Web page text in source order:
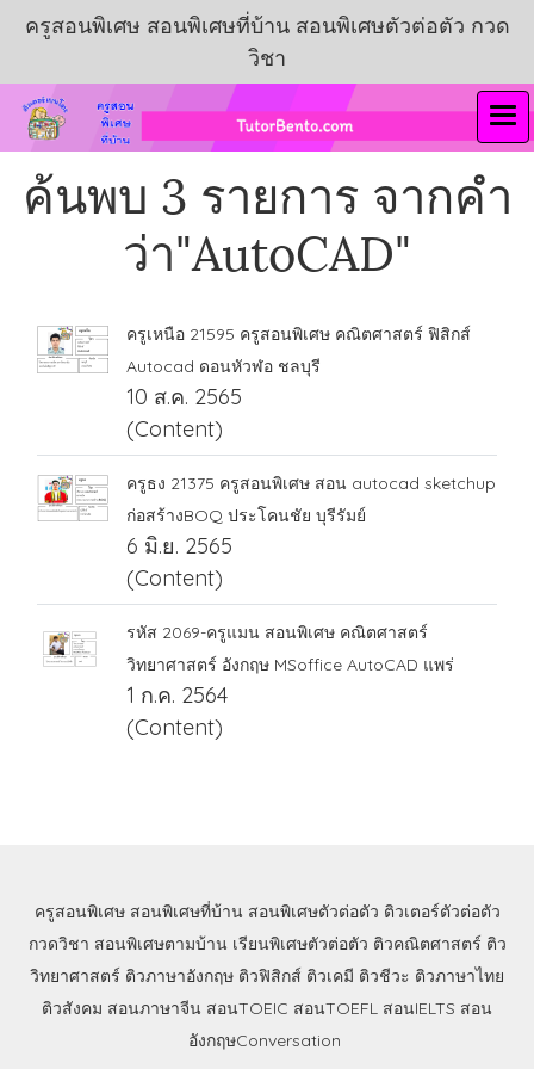
ครูสอนพิเศษ สอนพิเศษที่บ้าน สอนพิเศษตัวต่อตัว กวด
วิชา
ค้นพบ 3 รายการ จากคำ
ว่า"AutoCAD"
ครูเหนือ 21595 ครูสอนพิเศษ คณิตศาสตร์ ฟิสิกส์
Autocad ดอนหัวฬอ ชลบุรี
10 ส.ค. 2565
(Content)
ครูธง 21375 ครูสอนพิเศษ สอน autocad sketchup
ก่อสร้างBOQ ประโคนชัย บุรีรัมย์
6 มิ.ย. 2565
(Content)
รหัส 2069-ครูแมน สอนพิเศษ คณิตศาสตร์
วิทยาศาสตร์ อังกฤษ MSoffice AutoCAD แพร่
1 ก.ค. 2564
(Content)
ครูสอนพิเศษ สอนพิเศษที่บ้าน สอนพิเศษตัวต่อตัว ติวเตอร์ตัวต่อตัว
กวดวิชา สอนพิเศษตามบ้าน เรียนพิเศษตัวต่อตัว ติวคณิตศาสตร์ ติว
วิทยาศาสตร์ ติวภาษาอังกฤษ ติวฟิสิกส์ ติวเคมี ติวชีวะ ติวภาษาไทย
ติวสังคม สอนภาษาจีน สอนTOEIC สอนTOEFL สอนIELTS สอน
อังกฤษConversation